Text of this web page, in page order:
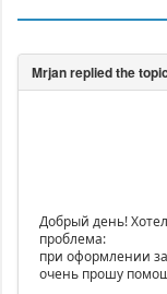
Добрый день!
проблема:
при оформлении
очень прошу